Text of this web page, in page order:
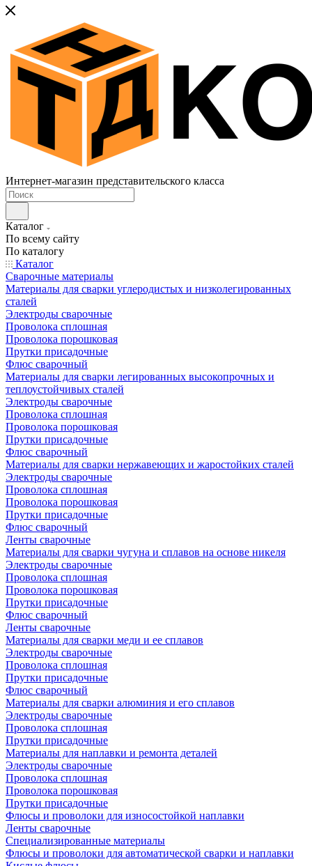
Интернет-магазин представительского класса
Каталог
По всему сайту
По каталогу
Каталог
Сварочные материалы
Материалы для сварки углеродистых и низколегированных
сталей
Электроды сварочные
Проволока сплошная
Проволока порошковая
Прутки присадочные
Флюс сварочный
Материалы для сварки легированных высокопрочных и
теплоустойчивых сталей
Электроды сварочные
Проволока сплошная
Проволока порошковая
Прутки присадочные
Флюс сварочный
Материалы для сварки нержавеющих и жаростойких сталей
Электроды сварочные
Проволока сплошная
Проволока порошковая
Прутки присадочные
Флюс сварочный
Ленты сварочные
Материалы для сварки чугуна и сплавов на основе никеля
Электроды сварочные
Проволока сплошная
Проволока порошковая
Прутки присадочные
Флюс сварочный
Ленты сварочные
Материалы для сварки меди и ее сплавов
Электроды сварочные
Проволока сплошная
Прутки присадочные
Флюс сварочный
Материалы для сварки алюминия и его сплавов
Электроды сварочные
Проволока сплошная
Прутки присадочные
Материалы для наплавки и ремонта деталей
Электроды сварочные
Проволока сплошная
Проволока порошковая
Прутки присадочные
Флюсы и проволоки для износостойкой наплавки
Ленты сварочные
Специализированные материалы
Флюсы и проволоки для автоматической сварки и наплавки